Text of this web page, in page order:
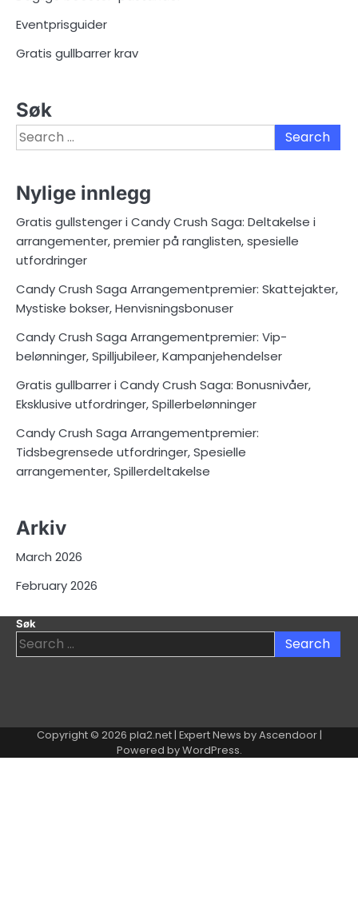
Eventprisguider
Gratis gullbarrer krav
Søk
Search
for:
Nylige innlegg
Gratis gullstenger i Candy Crush Saga: Deltakelse i
arrangementer, premier på ranglisten, spesielle
utfordringer
Candy Crush Saga Arrangementpremier: Skattejakter,
Mystiske bokser, Henvisningsbonuser
Candy Crush Saga Arrangementpremier: Vip-
belønninger, Spilljubileer, Kampanjehendelser
Gratis gullbarrer i Candy Crush Saga: Bonusnivåer,
Eksklusive utfordringer, Spillerbelønninger
Candy Crush Saga Arrangementpremier:
Tidsbegrensede utfordringer, Spesielle
arrangementer, Spillerdeltakelse
Arkiv
March 2026
February 2026
Søk
Search
for:
Copyright © 2026 pla2.net| Expert News byAscendoor|
Powered byWordPress.